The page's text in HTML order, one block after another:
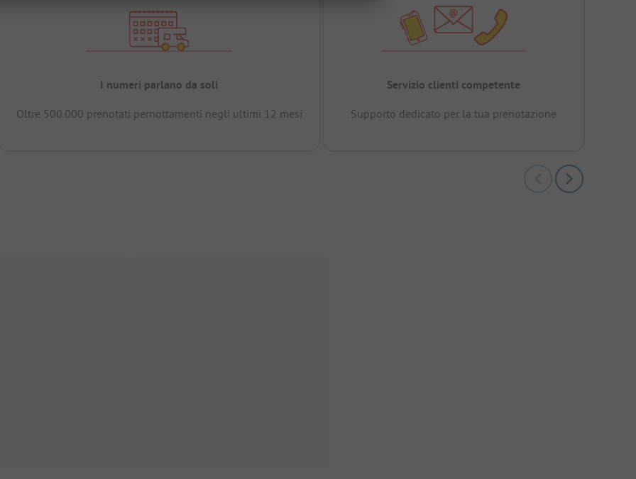
I numeri parlano da soli
Oltre 500.000 prenotati pernottamenti negli ultimi 12 mesi
Servizio clienti competente
Supporto dedicato per la tua prenotazione